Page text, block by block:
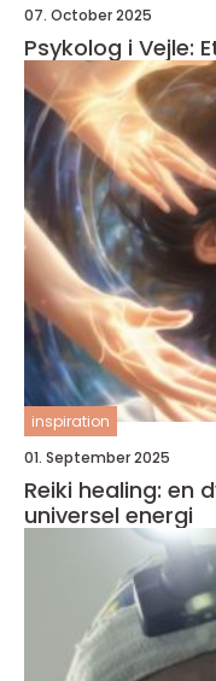
07. October 2025
Psykolog i Vejle:
inspiration
01. September 2025
Reiki healing: en
universel energi